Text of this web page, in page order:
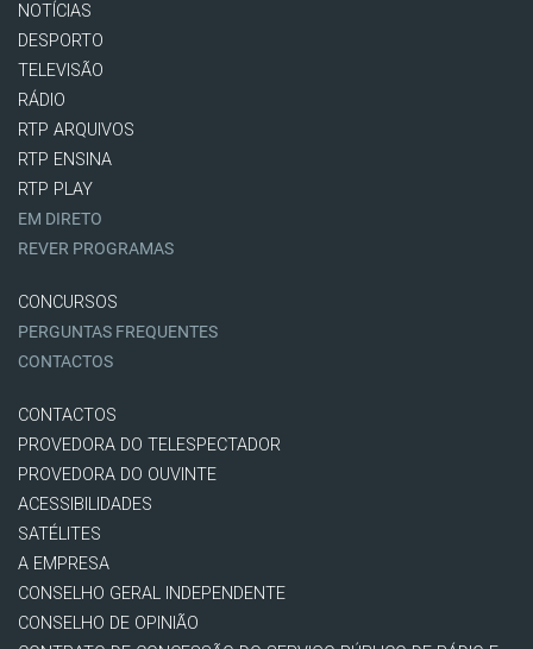
NOTÍCIAS
DESPORTO
TELEVISÃO
RÁDIO
RTP ARQUIVOS
RTP ENSINA
RTP PLAY
EM DIRETO
REVER PROGRAMAS
CONCURSOS
PERGUNTAS FREQUENTES
CONTACTOS
CONTACTOS
PROVEDORA DO TELESPECTADOR
PROVEDORA DO OUVINTE
ACESSIBILIDADES
SATÉLITES
A EMPRESA
CONSELHO GERAL INDEPENDENTE
CONSELHO DE OPINIÃO